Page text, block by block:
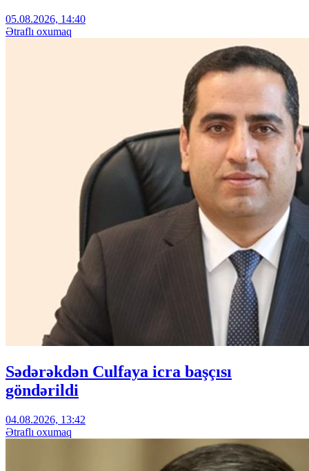
05.08.2026, 14:40
Ətraflı oxumaq
Sədərəkdən Culfaya icra başçısı
göndərildi
04.08.2026, 13:42
Ətraflı oxumaq